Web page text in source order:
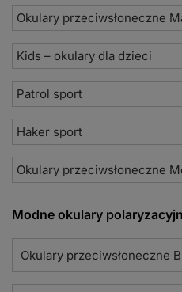
Okulary przeciwsłoneczne
Kids – okulary dla dzieci
Patrol sport
Haker sport
Okulary przeciwsłoneczne
Modne okulary
Okulary przeciwsłoneczne